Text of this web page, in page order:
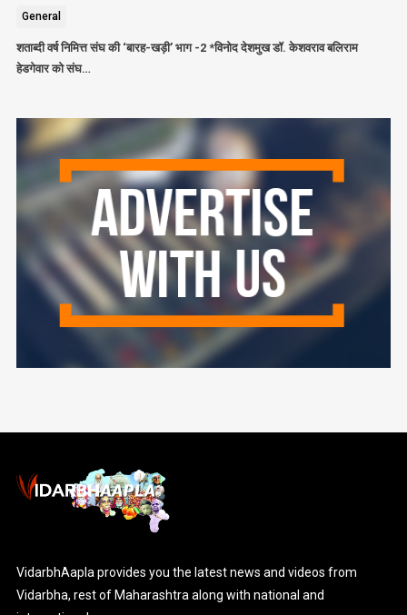
General
शताब्दी वर्ष निमित्त संघ की ‘बारह-खड़ी’ भाग -2 *विनोद देशमुख डॉ. केशवराव बलिराम
हेडगेवार को संघ…
VidarbhAapla provides you the latest news and videos from
Vidarbha, rest of Maharashtra along with national and